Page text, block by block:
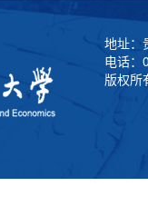
地址：
电话
版权